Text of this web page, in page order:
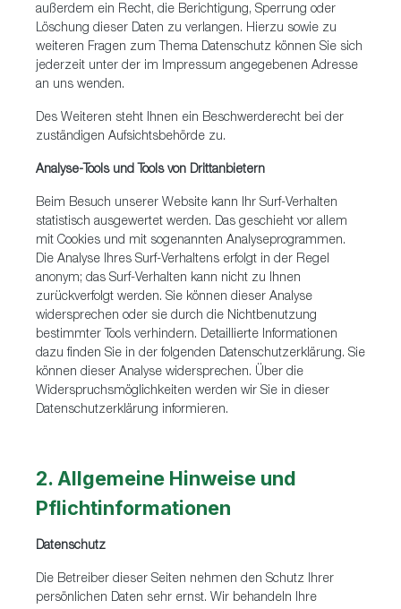
außerdem ein Recht, die Berichtigung, Sperrung oder
Löschung dieser Daten zu verlangen. Hierzu sowie zu
weiteren Fragen zum Thema Datenschutz können Sie sich
jederzeit unter der im Impressum angegebenen Adresse
an uns wenden.
Des Weiteren steht Ihnen ein Beschwerderecht bei der
zuständigen Aufsichtsbehörde zu.
Analyse-Tools und Tools von Drittanbietern
Beim Besuch unserer Website kann Ihr Surf-Verhalten
statistisch ausgewertet werden. Das geschieht vor allem
mit Cookies und mit sogenannten Analyseprogrammen.
Die Analyse Ihres Surf-Verhaltens erfolgt in der Regel
anonym; das Surf-Verhalten kann nicht zu Ihnen
zurückverfolgt werden. Sie können dieser Analyse
widersprechen oder sie durch die Nichtbenutzung
bestimmter Tools verhindern. Detaillierte Informationen
dazu finden Sie in der folgenden Datenschutzerklärung. Sie
können dieser Analyse widersprechen. Über die
Widerspruchsmöglichkeiten werden wir Sie in dieser
Datenschutzerklärung informieren.
2. Allgemeine Hinweise und
Pflichtinformationen
Datenschutz
Die Betreiber dieser Seiten nehmen den Schutz Ihrer
persönlichen Daten sehr ernst. Wir behandeln Ihre